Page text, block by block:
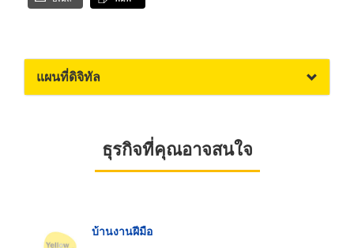
แผนที่ดิจิทัล
ธุรกิจที่คุณอาจสนใจ
บ้านงานฝีมือ